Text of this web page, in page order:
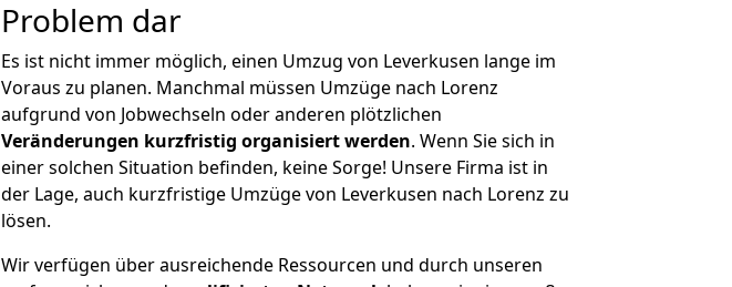
Problem dar
Es ist nicht immer möglich, einen Umzug von Leverkusen lange im
Voraus zu planen. Manchmal müssen Umzüge nach Lorenz
aufgrund von Jobwechseln oder anderen plötzlichen
Veränderungen kurzfristig organisiert werden. Wenn Sie sich in
einer solchen Situation befinden, keine Sorge! Unsere Firma ist in
der Lage, auch kurzfristige Umzüge von Leverkusen nach Lorenz zu
lösen.
Wir verfügen über ausreichende Ressourcen und durch unseren